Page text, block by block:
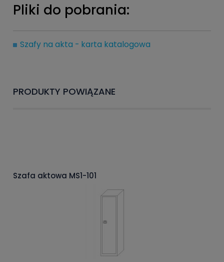
Pliki do pobrania:
Szafy na akta - karta katalogowa
PRODUKTY POWIĄZANE
Szafa aktowa MS1-101